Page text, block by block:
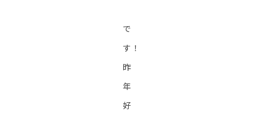
で
す！
昨
年
好